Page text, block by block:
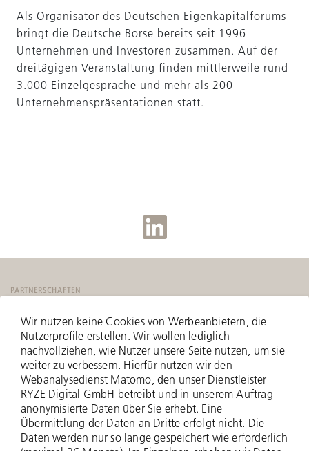
Als Organisator des Deutschen Eigenkapitalforums
bringt die Deutsche Börse bereits seit 1996
Unternehmen und Investoren zusammen. Auf der
dreitägigen Veranstaltung finden mittlerweile rund
3.000 Einzelgespräche und mehr als 200
Unternehmenspräsentationen statt.
PARTNERSCHAFTEN
Wir nutzen keine Cookies von Werbeanbietern, die
Nutzerprofile erstellen. Wir wollen lediglich
nachvollziehen, wie Nutzer unsere Seite nutzen, um sie
weiter zu verbessern. Hierfür nutzen wir den
Webanalysedienst Matomo, den unser Dienstleister
RYZE Digital GmbH betreibt und in unserem Auftrag
anonymisierte Daten über Sie erhebt. Eine
Übermittlung der Daten an Dritte erfolgt nicht. Die
Daten werden nur so lange gespeichert wie erforderlich
(maximal 36 Monate). Im Einzelnen erheben wir Daten